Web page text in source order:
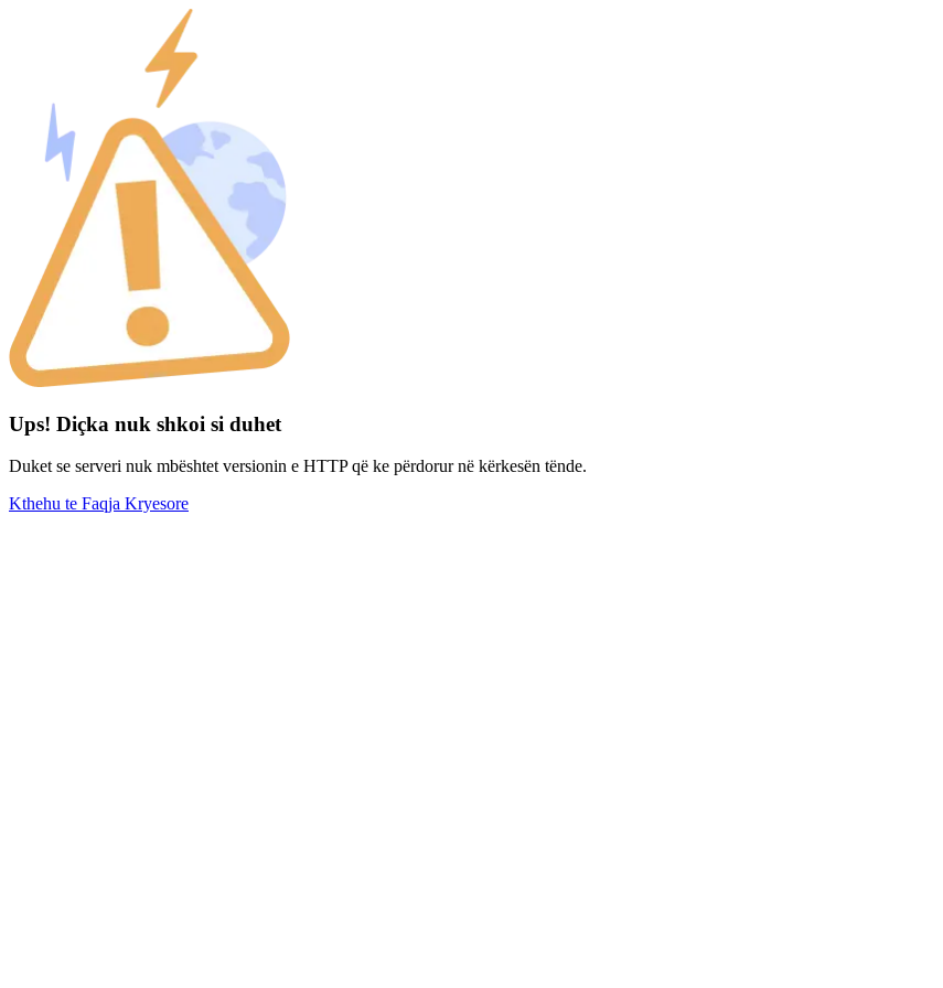
Ups! Diçka nuk shkoi si duhet
Duket se serveri nuk mbështet versionin e HTTP që ke përdorur në kërkesën tënde.
Kthehu te Faqja Kryesore